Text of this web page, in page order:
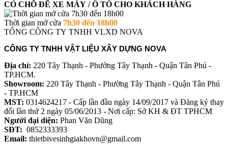
CÓ CHỐ ĐỂ XE MÁY / Ô TÔ CHO KHÁCH HÀNG
Thời gian mở cửa 7h30 đến 18h00
TỔNG CÔNG TY TNHH VLXD NOVA
CÔNG TY TNHH VẬT LIỆU XÂY DỰNG NOVA
Địa chỉ: 220 Tây Thạnh - Phường Tây Thạnh - Quận Tân Phú -
TP.HCM.
Showroom: 220 Tây Thạnh - Phường Tây Thạnh - Quận Tân Phú
- TP.HCM
MST: 0314624217 - Cấp lần đầu ngày 14/09/2017 và Đăng ký thay
đổi lần thứ 2 ngày 05/06/2013 - Nơi cấp: Sở KH & ĐT TPHCM
Người đại diện: Phan Văn Dũng
SĐT: 0852333393
Email: thietbivesinhgiakhovn@gmail.com